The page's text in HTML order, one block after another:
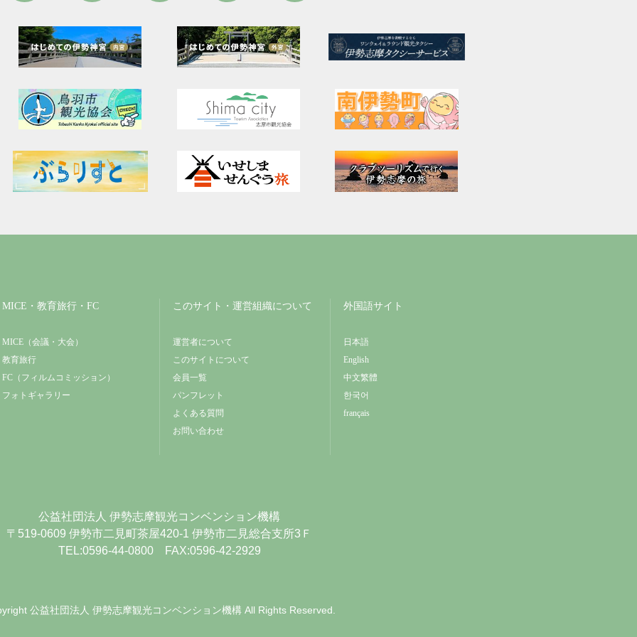
MICE・教育旅行・FC
MICE（会議・大会）
教育旅行
FC（フィルムコミッション）
フォトギャラリー
このサイト・運営組織について
運営者について
このサイトについて
会員一覧
パンフレット
よくある質問
お問い合わせ
外国語サイト
日本語
English
中文繁體
한국어
français
公益社団法人 伊勢志摩観光コンベンション機構
〒519-0609 伊勢市二見町茶屋420-1 伊勢市二見総合支所3Ｆ
TEL:0596-44-0800 FAX:0596-42-2929
公益社団法人 伊勢志摩観光コンベンション機構All Rights Reserved.